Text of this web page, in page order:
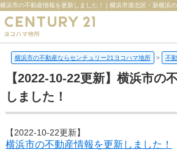
横浜市の不動産ならセンチュリー21ヨコハマ地所 > 不
【2022-10-22更新】横浜市の
しました！
【2022-10-22更新】
横浜市の不動産情報を更新しました！